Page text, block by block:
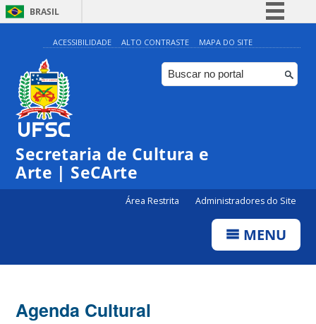
BRASIL
Simplifique!
Comunica BR
Participe
ACESSIBILIDADE ALTO CONTRASTE MAPA DO SITE
Secretaria de Cultura e
Arte | SeCArte
Área Restrita Administradores do Site
MENU
Agenda Cultural